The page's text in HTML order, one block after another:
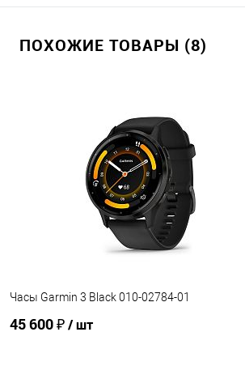
ПОХОЖИЕ ТОВАРЫ (8)
Часы Garmin 3 Black 010-02784-01
45 600 ₽/ шт